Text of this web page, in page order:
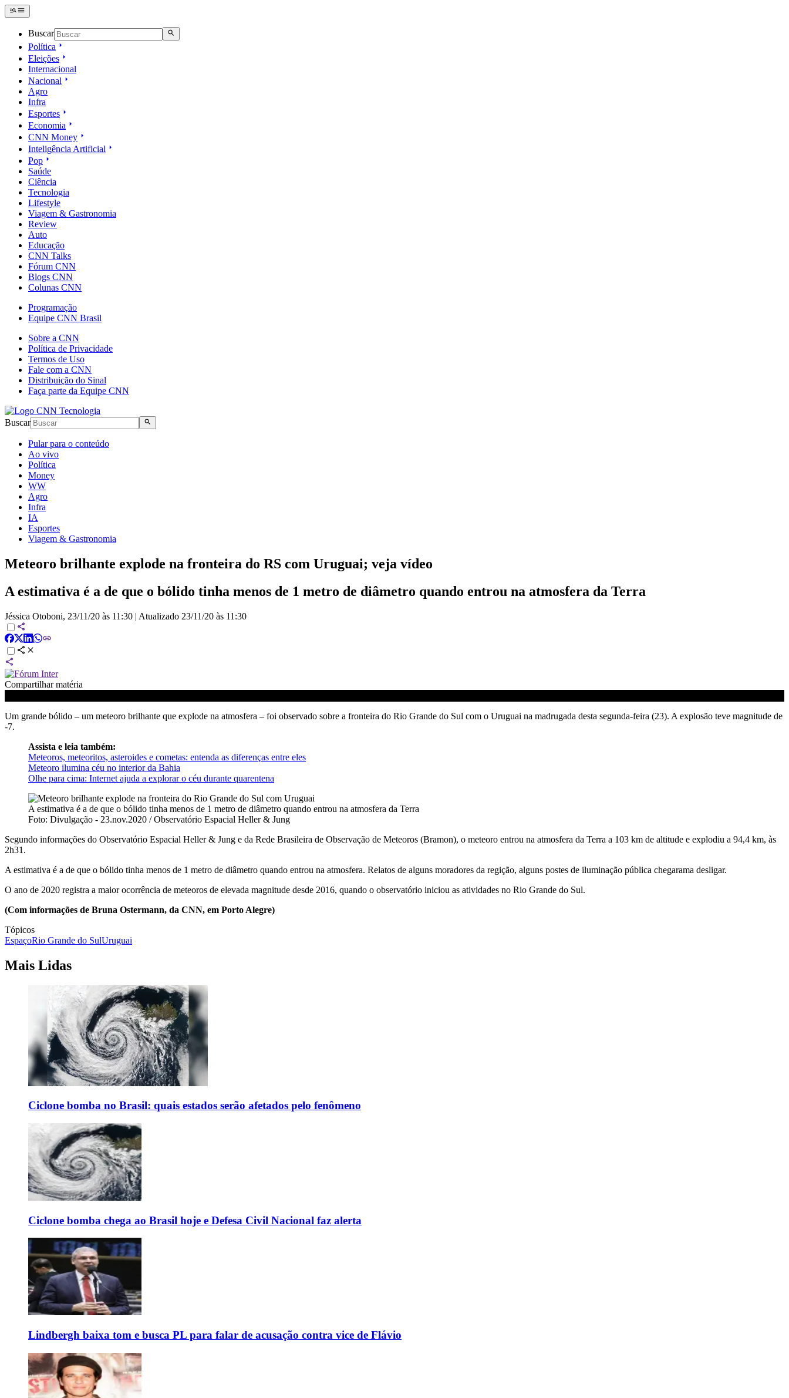
Buscar
Política
Eleições
Internacional
Nacional
Agro
Infra
Esportes
Economia
CNN Money
Inteligência Artificial
Pop
Saúde
Ciência
Tecnologia
Lifestyle
Viagem & Gastronomia
Review
Auto
Educação
CNN Talks
Fórum CNN
Blogs CNN
Colunas CNN
Programação
Equipe CNN Brasil
Sobre a CNN
Política de Privacidade
Termos de Uso
Fale com a CNN
Distribuição do Sinal
Faça parte da Equipe CNN
Buscar
Pular para o conteúdo
Ao vivo
Política
Money
WW
Agro
Infra
IA
Esportes
Viagem & Gastronomia
Meteoro brilhante explode na fronteira do RS com Uruguai; veja vídeo
A estimativa é a de que o bólido tinha menos de 1 metro de diâmetro quando entrou na atmosfera da Terra
Jéssica Otoboni, 23/11/20 às 11:30 | Atualizado 23/11/20 às 11:30
Compartilhar matéria
Um grande bólido – um meteoro brilhante que explode na atmosfera – foi observado sobre a fronteira do Rio Grande do Sul com o Uruguai na madrugada desta segunda-feira (23). A explosão teve magnitude de
-7.
Assista e leia também:
Meteoros, meteoritos, asteroides e cometas: entenda as diferenças entre eles
Meteoro ilumina céu no interior da Bahia
Olhe para cima: Internet ajuda a explorar o céu durante quarentena
A estimativa é a de que o bólido tinha menos de 1 metro de diâmetro quando entrou na atmosfera da Terra
Foto: Divulgação - 23.nov.2020 / Observatório Espacial Heller & Jung
Segundo informações do Observatório Espacial Heller & Jung e da Rede Brasileira de Observação de Meteoros (Bramon), o meteoro entrou na atmosfera da Terra a 103 km de altitude e explodiu a 94,4 km, às
2h31.
A estimativa é a de que o bólido tinha menos de 1 metro de diâmetro quando entrou na atmosfera. Relatos de alguns moradores da regição, alguns postes de iluminação pública chegarama desligar.
O ano de 2020 registra a maior ocorrência de meteoros de elevada magnitude desde 2016, quando o observatório iniciou as atividades no Rio Grande do Sul.
(Com informações de Bruna Ostermann, da CNN, em Porto Alegre)
Tópicos
EspaçoRio Grande do SulUruguai
Mais Lidas
Ciclone bomba no Brasil: quais estados serão afetados pelo fenômeno
Ciclone bomba chega ao Brasil hoje e Defesa Civil Nacional faz alerta
Lindbergh baixa tom e busca PL para falar de acusação contra vice de Flávio